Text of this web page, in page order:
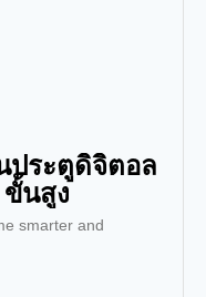
ประตูดิจิตอล
ขั้นสูง
smarter and